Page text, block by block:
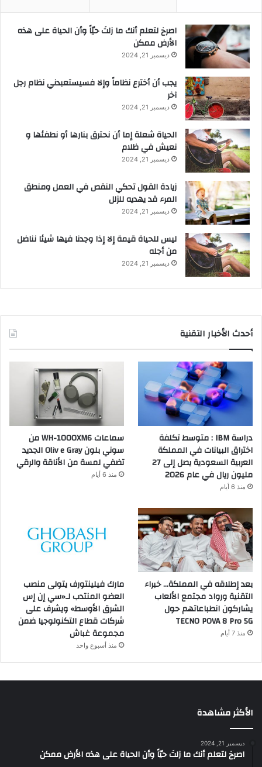
‫اصرخ لتعلم أنك ما زلتَ حيّاً وأن الحياة على هذه
الأرض ممكن
ديسمبر 21, 2024
يجب أن أخترع نظاماً وإلا فسيستعبدني نظام رجل
آخر
ديسمبر 21, 2024
الحياة شعلة إما أن نحترق بنارها أو نطفئها و
نعيش في ظلام
ديسمبر 21, 2024
زيادة القول تحكي النقص في العمل ومنطق
المرء قد يهديه للزلل
ديسمبر 21, 2024
ليس للحياة قيمة إلا إذا وجدنا فيها شيئا نناضل
من أجله
ديسمبر 21, 2024
أحدث الأخبار التقنية
دراسة IBM : متوسط تكلفة
اختراق البيانات في المملكة
العربية السعودية يصل إلى 27
مليون ريال في عام 2026
منذ 6 أيام
سماعات WH-1000XM6 من
سوني بلون Oliv e Gray الجديد
تضفي لمسة من الأناقة والرقي
منذ 6 أيام
بعد إطلاقه في المملكة… خبراء
التقنية ورواد مجتمع الألعاب
يشاركون انطباعاتهم حول
TECNO POVA 8 Pro 5G
منذ 7 أيام
مارك فيلينتورف يتولى منصب
العضو المنتدب لـ«سي إن إس
الشرق الأوسط» ويشرف على
شركات قطاع التكنولوجيا ضمن
مجموعة غباش
منذ أسبوع واحد
الأكثر مشاهدة
ديسمبر 21, 2024
‫اصرخ لتعلم أنك ما زلتَ حيّاً وأن الحياة على هذه الأرض ممكن